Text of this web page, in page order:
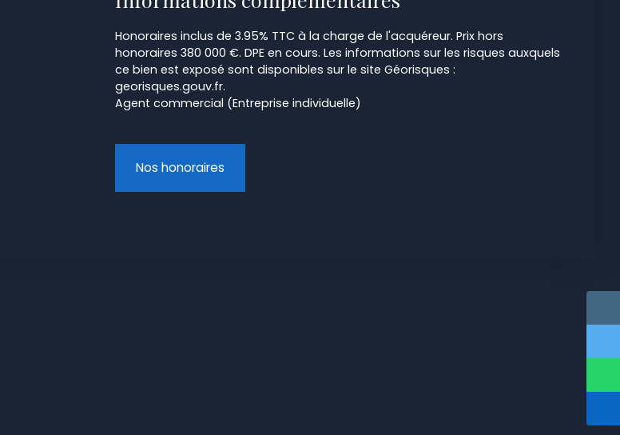
Honoraires inclus de 3.95% TTC à la charge de l'acquéreur. Prix hors
honoraires 380 000 €. DPE en cours. Les informations sur les risques auxquels
ce bien est exposé sont disponibles sur le site Géorisques :
georisques.gouv.fr.
Agent commercial (Entreprise individuelle)
Nos honoraires